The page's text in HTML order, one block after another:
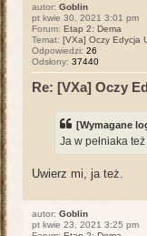
autor: Goblin
pt kwie 30, 2021 3:01 pm
Forum: Etap 2: Dema
Temat: [VXa] Oczy Edycja
Odpowiedzi: 26
Odsłony: 37440
Re: [VXa] Oczy
[Wymagane
Ja w pełniaka też
Uwierz mi, ja też.
autor: Goblin
pt kwie 23, 2021 3:25 pm